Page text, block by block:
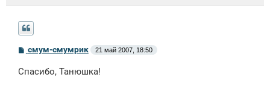
С
б
смум-смумрик 21 май 2007, 18:50
Спасибо, Танюшка!